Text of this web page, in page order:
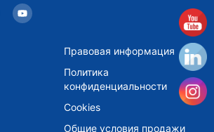
Y
o
u
Правовая информация
Политика
конфиденциальности
Cookies
Общие условия продажи